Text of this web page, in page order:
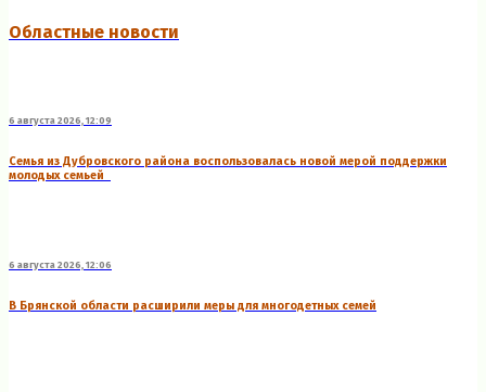
Областные новости
6 августа 2026, 12:09
Семья из Дубровского района воспользовалась новой мерой поддержки
молодых семьей
6 августа 2026, 12:06
В Брянской области расширили меры для многодетных семей